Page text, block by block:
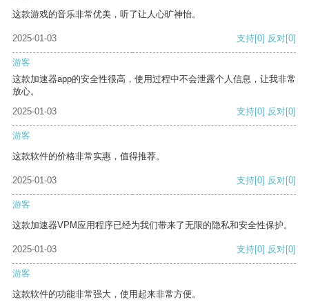
这款游戏的音乐非常优美，听了让人心旷神怡。
2025-01-03 支持[0] 反对[0]
游客
这款加速器app的安全性很高，使用过程中不会泄露个人信息，让我非常
放心。
2025-01-03
支持[0] 反对[0]
游客
这款软件的价格非常实惠，值得推荐。
2025-01-03 支持[0] 反对[0]
游客
这款加速器VPM应用程序已经为我们带来了无限的隐私和安全性保护。
2025-01-03 支持[0] 反对[0]
游客
这款软件的功能非常强大，使用起来非常方便。